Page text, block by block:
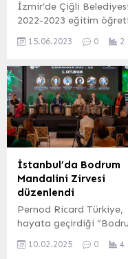
İzmir’de Çiğli
2022-2023 eğitim
öğrencilere Astronomi,
Kampüsü (HUK) gezisi
kitap hediye edecek.
İZMİR (İGFA) – Çiğli
Belediyesi her yıl olduğu
gibi bu yılda eğitim
öğretim yılını
tamamlayan öğrencilere
bir takım karne sürprizi
hazırladı. 16-17 Haziran
birlikte Ataşehir
Mahallesi’nde bulunan...
15.06.2023 0 2
İstanbul’da Bodrum
Mandalini Zirvesi
düzenlendi
Pernod Ricard Türkiye,
hayata geçirdiği
projesi kapsamında
10.02.2025 0 4